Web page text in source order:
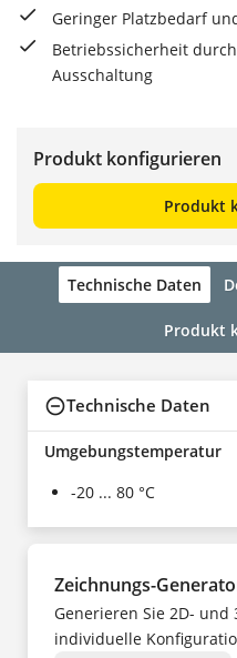
Geringer Platzbedarf
Betriebssicherheit
Ausschaltung
Produkt konfigurieren
Produkt
Technische Daten
Produkt
Technische Daten
Umgebungstemperatur
-20 ... 80 °C
Zeichnungs-
Generieren Sie 2D-
individuelle